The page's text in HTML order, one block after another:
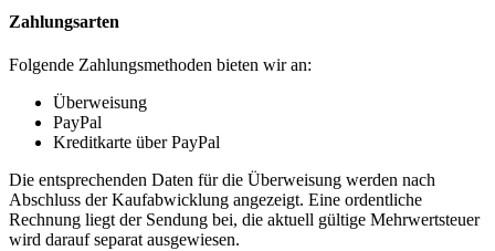
Zahlungsarten
Folgende Zahlungsmethoden bieten wir an:
Überweisung
PayPal
Kreditkarte über PayPal
Die entsprechenden Daten für die Überweisung werden nach
Abschluss der Kaufabwicklung angezeigt. Eine ordentliche
Rechnung liegt der Sendung bei, die aktuell gültige Mehrwertsteuer
wird darauf separat ausgewiesen.